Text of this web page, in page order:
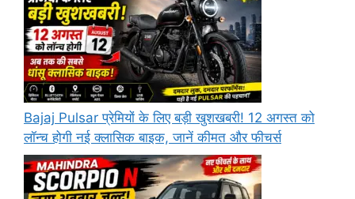
Bajaj Pulsar प्रेमियों के लिए बड़ी खुशखबरी! 12 अगस्त को
लॉन्च होगी नई क्लासिक बाइक, जानें कीमत और फीचर्स